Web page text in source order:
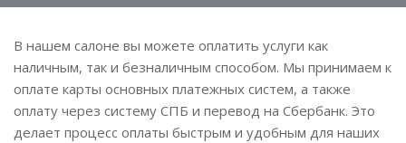
В нашем салоне вы можете оплатить услуги как
наличным, так и безналичным способом. Мы принимаем к
оплате карты основных платежных систем, а также
оплату через систему СПБ и перевод на Сбербанк. Это
делает процесс оплаты быстрым и удобным для наших